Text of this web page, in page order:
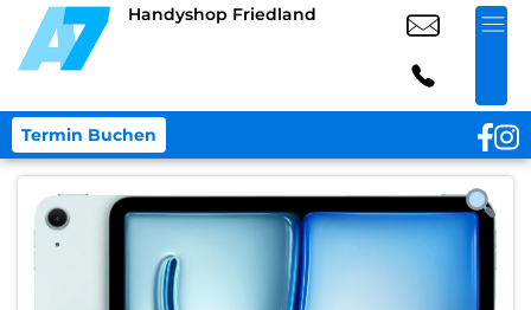
Handyshop Friedland
Termin Buchen